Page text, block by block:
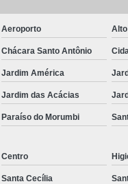
Aeroporto
Chácara Santo Antônio
Jardim América
Jardim das Acácias
Paraíso do Morumbi
Centro
Santa Cecília